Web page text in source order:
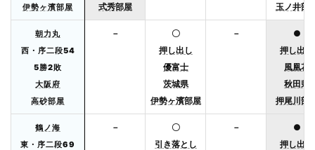
伊勢ヶ濱部屋
式秀部屋
玉ノ井部
朝力丸
西・序二段54
5勝2敗
大阪府
高砂部屋
－
〇
押し出し
優富士
茨城県
伊勢ヶ濱部屋
－
●
押し出し
風凰花
秋田県
押尾川部
鶴ノ海
東・序二段69
－
〇
引き落とし
－
●
押し出し